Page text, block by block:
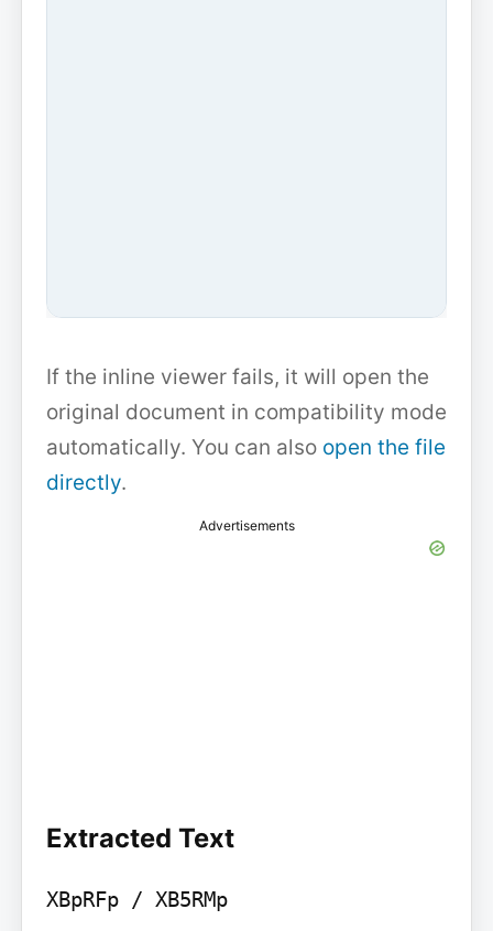
If the inline viewer fails, it will open the
original document in compatibility mode
automatically. You can also open the file
directly.
Advertisements
Extracted Text
XBpRFp / XB5RMp